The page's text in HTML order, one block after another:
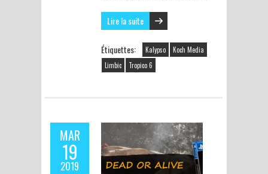
Lire la suite
Étiquettes: Kalypso
Koch Media
Limbic
Tropico 6
MAR
19
2019